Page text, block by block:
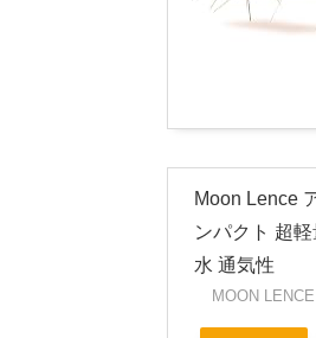
Moon Lence
ンパクト 超
水 通気性
MOON LENCE